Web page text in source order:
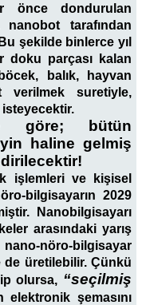
önce dondurulan
tarafından
şekilde binlerce yıl
doku parçası kalan
balık, hayvan
verilmek suretiyle,
isteyecektir.
göre; bütün
haline gelmiş
işlemleri ve kişisel
bilgisayarın 2029
Nanobilgisayarı
arasındaki yarış
nöro-bilgisayar
üretilebilir. Çünkü
olursa, “seçilmiş
elektronik şemasını